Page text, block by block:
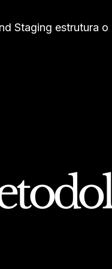
Staging estrutura o